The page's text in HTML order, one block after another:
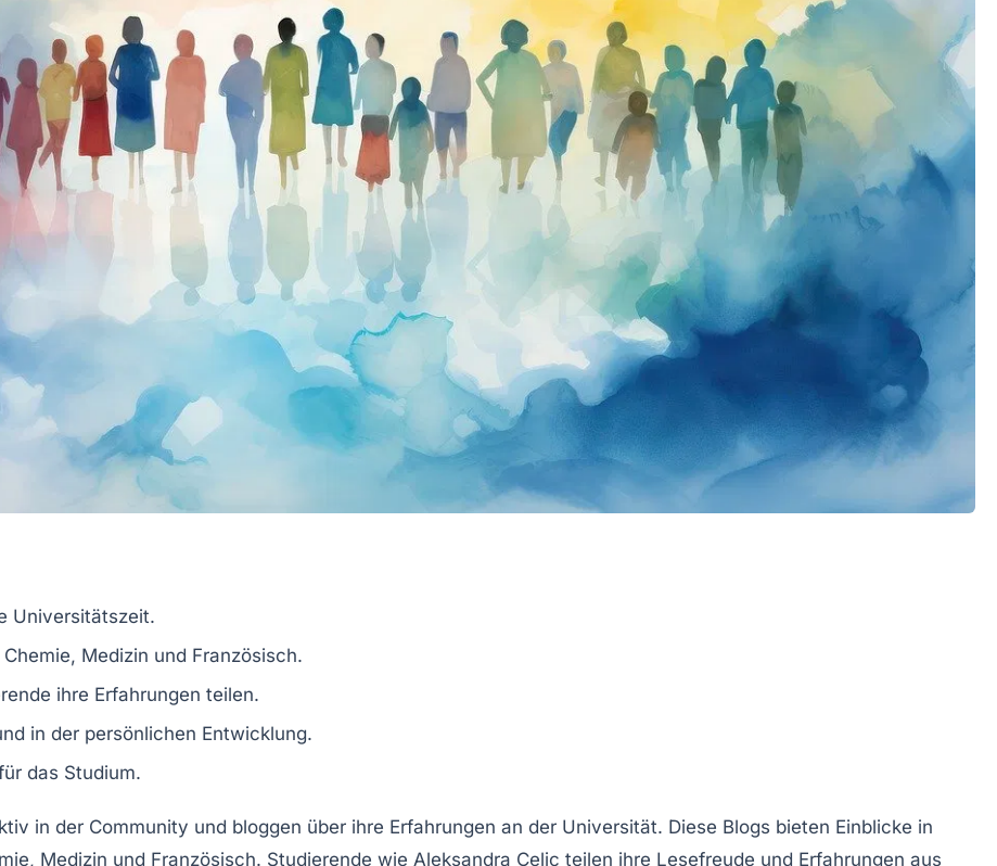
Universitätszeit.
Chemie, Medizin und Französisch.
ihre Erfahrungen teilen.
in der persönlichen Entwicklung.
das Studium.
in der Community und bloggen über ihre Erfahrungen an der Universität. Diese Blogs bieten Einblicke in
, Medizin und Französisch. Studierende wie Aleksandra Celic teilen ihre Lesefreude und Erfahrungen aus